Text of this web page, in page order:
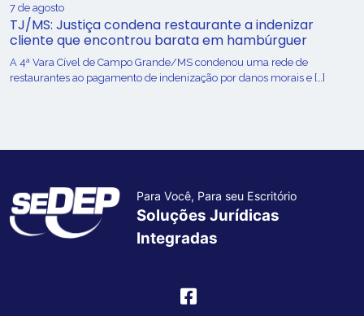
7 de agosto
TJ/MS: Justiça condena restaurante a indenizar
cliente que encontrou barata em hambúrguer
A 4ª Vara Cível de Campo Grande/MS condenou uma rede de
restaurantes ao pagamento de indenização por danos morais e […]
Para Você, Para seu Escritório
Soluções Jurídicas
Integradas